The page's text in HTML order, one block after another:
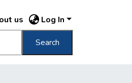
us Log In
Search